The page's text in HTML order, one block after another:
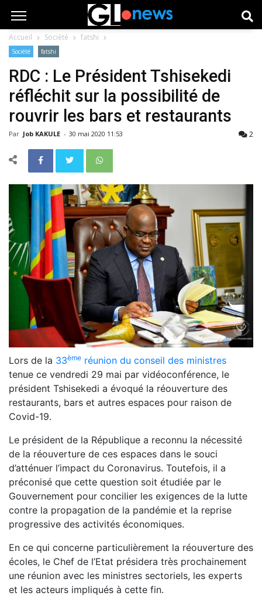
Accueil Société fatshi
Société fatshi
RDC : Le Président Tshisekedi
réfléchit sur la possibilité de
rouvrir les bars et restaurants
Par Job KAKULE - 30 mai 2020 11:53 2
Lors de la 33ème réunion du conseil des ministres
tenue ce vendredi 29 mai par vidéoconférence, le
président Tshisekedi a évoqué la réouverture des
restaurants, bars et autres espaces pour raison de
Covid-19.
Le président de la République a reconnu la nécessité
de la réouverture de ces espaces dans le souci
d’atténuer l’impact du Coronavirus. Toutefois, il a
préconisé que cette question soit étudiée par le
Gouvernement pour concilier les exigences de la lutte
contre la propagation de la pandémie et la reprise
progressive des activités économiques.
En ce qui concerne particulièrement la réouverture des
écoles, le Chef de l’Etat présidera très prochainement
une réunion avec les ministres sectoriels, les experts
et les acteurs impliqués à cette fin.